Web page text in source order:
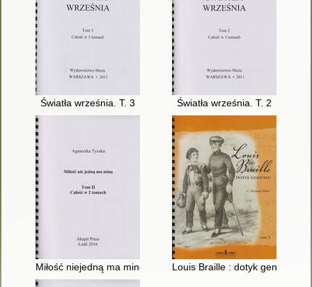
Światła września. T. 3 Światła września. T. 2
Miłość niejedną ma minę. T. 2 Louis Braille : dotyk geniuszu.